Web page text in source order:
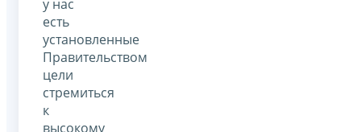
у нас
есть
установленные
Правительством
цели
стремиться
к
высокому